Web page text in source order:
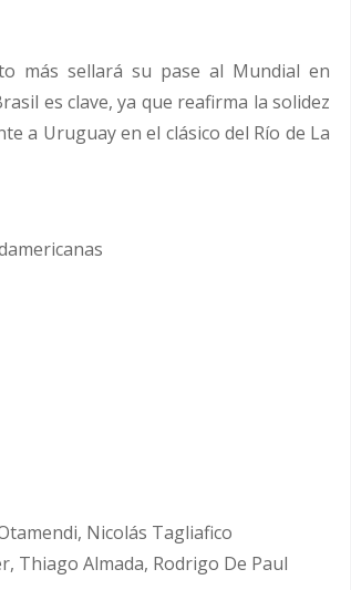
más sellará su pase al Mundial en
es clave, ya que reafirma la solidez
a Uruguay en el clásico del Río de La
Nicolás Tagliafico
Thiago Almada, Rodrigo De Paul